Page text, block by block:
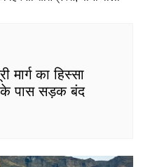
मार्ग का हिस्सा
के पास सड़क बंद